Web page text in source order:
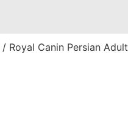
/ Royal Canin Persian Adult